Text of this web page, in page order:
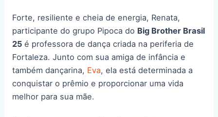
Forte, resiliente e cheia de energia, Renata,
participante do grupo Pipoca do Big Brother Brasil
25é professora de dança criada na periferia de
Fortaleza. Junto com sua amiga de infância e
também dançarina, Eva, ela está determinada a
conquistar o prêmio e proporcionar uma vida
melhor para sua mãe.